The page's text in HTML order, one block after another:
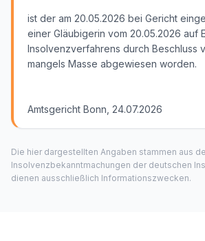
ist der am 20.05.2026 bei Gericht
einer Gläubigerin vom 20.05.2026 auf
Insolvenzverfahrens durch Beschluss
mangels Masse abgewiesen worden.
Amtsgericht Bonn, 24.07.2026
Die hier dargestellten Angaben stammen aus
Insolvenzbekanntmachungen der deutschen
dienen ausschließlich Informationszwecken.